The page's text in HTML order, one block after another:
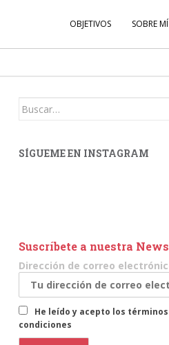
OBJETIVOS SOBRE MÍ
Buscar:
SÍGUEME EN INSTAGRAM
Suscríbete a nuestra
Dirección de correo
He leído y acepto los
condiciones